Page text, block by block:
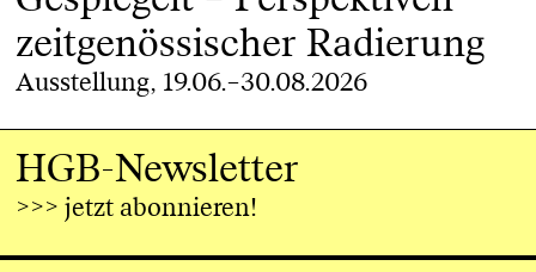
zeitgenössischer Radierung
Ausstellung, 19.06.–30.08.2026
HGB-Newsletter
>>> jetzt abonnieren!